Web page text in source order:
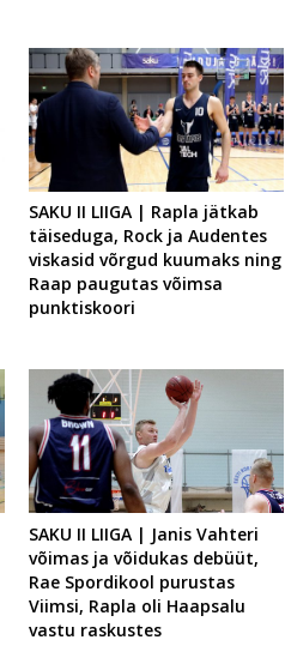
SAKU II LIIGA | Rapla jätkab
täiseduga, Rock ja Audentes
viskasid võrgud kuumaks ning
Raap paugutas võimsa
punktiskoori
SAKU II LIIGA | Janis Vahteri
võimas ja võidukas debüüt,
Rae Spordikool purustas
Viimsi, Rapla oli Haapsalu
vastu raskustes